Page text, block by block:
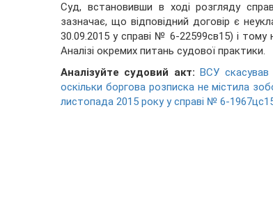
Суд, встановивши в ході розгляду
зазначає, що відповідний договір є
30.09.2015 у справі № 6-22599св15) і тому
Аналізі окремих питань судової практики.
Аналізуйте судовий акт: ВСУ скасував
оскільки боргова розписка не містила
листопада 2015 року у справі № 6-